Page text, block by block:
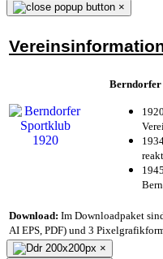
×
Download: Im Downloadpaket
AI EPS, PDF) und 3
×